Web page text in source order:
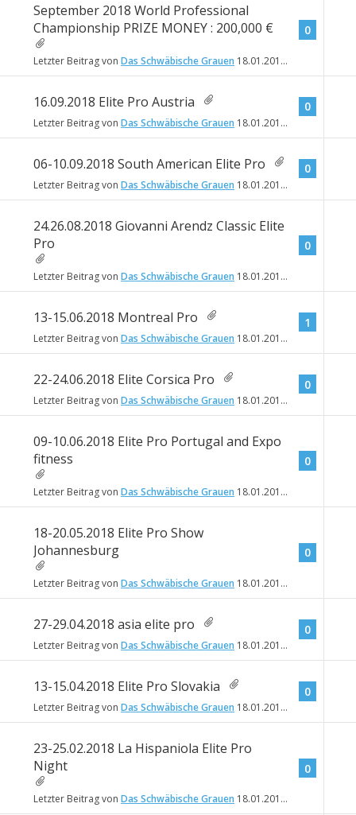
September 2018 World Professional
Championship PRIZE MONEY : 200,000 €
Letzter Beitrag von Das Schwäbische Grauen 18.01.2018
0
16.09.2018 Elite Pro Austria
Letzter Beitrag von Das Schwäbische Grauen 18.01.2018
0
06-10.09.2018 South American Elite Pro
Letzter Beitrag von Das Schwäbische Grauen 18.01.2018
0
24.26.08.2018 Giovanni Arendz Classic Elite
Pro
Letzter Beitrag von Das Schwäbische Grauen 18.01.2018
0
13-15.06.2018 Montreal Pro
Letzter Beitrag von Das Schwäbische Grauen 18.01.2018
1
22-24.06.2018 Elite Corsica Pro
Letzter Beitrag von Das Schwäbische Grauen 18.01.2018
0
09-10.06.2018 Elite Pro Portugal and Expo
fitness
Letzter Beitrag von Das Schwäbische Grauen 18.01.2018
0
18-20.05.2018 Elite Pro Show
Johannesburg
Letzter Beitrag von Das Schwäbische Grauen 18.01.2018
0
27-29.04.2018 asia elite pro
Letzter Beitrag von Das Schwäbische Grauen 18.01.2018
0
13-15.04.2018 Elite Pro Slovakia
Letzter Beitrag von Das Schwäbische Grauen 18.01.2018
0
23-25.02.2018 La Hispaniola Elite Pro
Night
Letzter Beitrag von Das Schwäbische Grauen 18.01.2018
0